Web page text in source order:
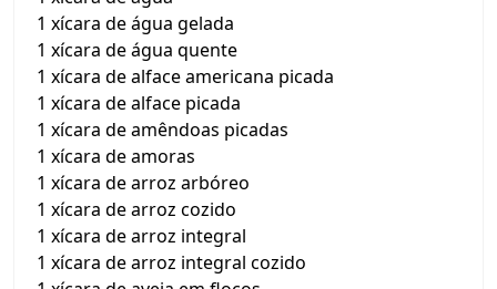
1 xícara de água gelada
1 xícara de água quente
1 xícara de alface americana picada
1 xícara de alface picada
1 xícara de amêndoas picadas
1 xícara de amoras
1 xícara de arroz arbóreo
1 xícara de arroz cozido
1 xícara de arroz integral
1 xícara de arroz integral cozido